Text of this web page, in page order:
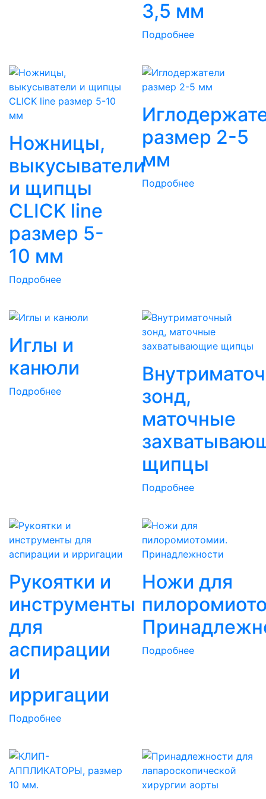
3,5 мм
Подробнее
Ножницы,
выкусыватели
и щипцы
CLICK line
размер 5-
10 мм
Подробнее
размер 2-5
мм
Подробнее
Иглы и
канюли
Подробнее
зонд,
маточные
щипцы
Подробнее
Рукоятки и
инструменты
для
аспирации
и
ирригации
Подробнее
Ножи для
Подробнее